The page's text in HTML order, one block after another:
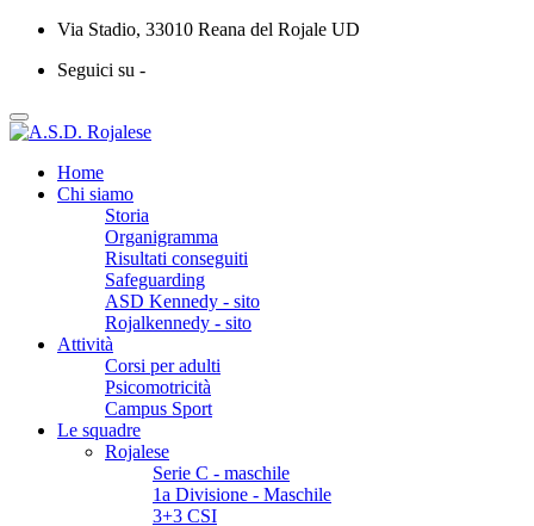
Via Stadio, 33010 Reana del Rojale UD
Seguici su -
Home
Chi siamo
Storia
Organigramma
Risultati conseguiti
Safeguarding
ASD Kennedy - sito
Rojalkennedy - sito
Attività
Corsi per adulti
Psicomotricità
Campus Sport
Le squadre
Rojalese
Serie C - maschile
1a Divisione - Maschile
3+3 CSI